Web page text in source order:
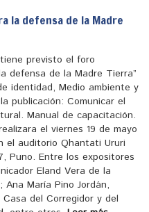
Religiones y culturas Andinas"
la defensa de la Madre
previsto el foro
defensa de la Madre Tierra”
identidad, Medio ambiente y
publicación: Comunicar el
Manual de capacitación.
el viernes 19 de mayo
el auditorio Qhantati Ururi
Puno. Entre los expositores
Eland Vera de la
Ana María Pino Jordán,
del Corregidor y del